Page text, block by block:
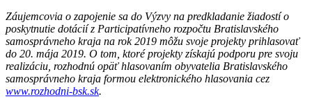
Záujemcovia o zapojenie sa do Výzvy na predkladanie žiadostí o
poskytnutie dotácií z Participatívneho rozpočtu Bratislavského
samosprávneho kraja na rok 2019 môžu svoje projekty prihlasovať
do 20. mája 2019. O tom, ktoré projekty získajú podporu pre svoju
realizáciu, rozhodnú opäť hlasovaním obyvatelia Bratislavského
samosprávneho kraja formou elektronického hlasovania cez
www.rozhodni-bsk.sk.